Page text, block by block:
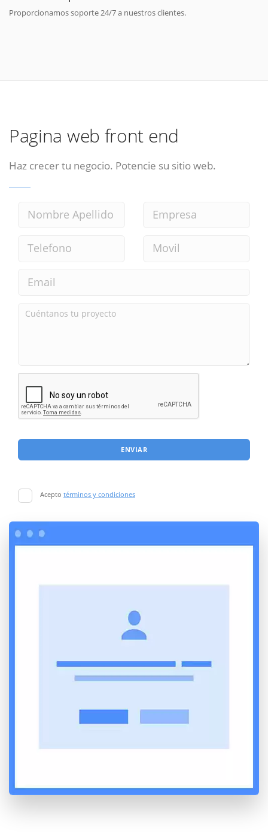
Proporcionamos soporte 24/7 a nuestros clientes.
Pagina web front end
Haz crecer tu negocio. Potencie su sitio web.
ENVIAR
Acepto términos y condiciones